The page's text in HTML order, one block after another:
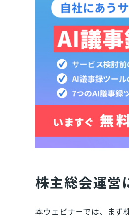
株主総会運営
本ウェビナーでは、まず